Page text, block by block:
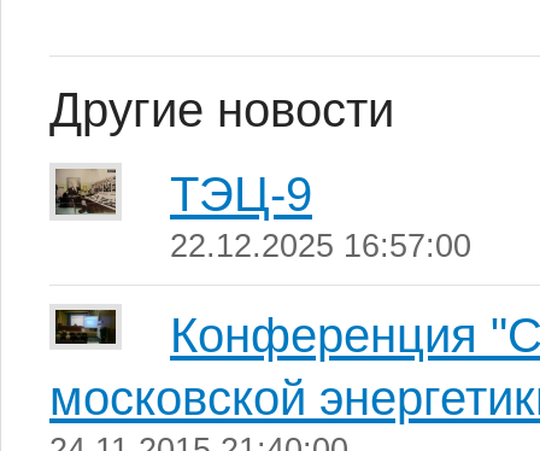
Другие новости
ТЭЦ-9
22.12.2025 16:57:00
Конференция
московской